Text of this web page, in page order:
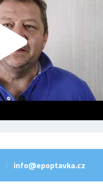
info@epoptavka.cz